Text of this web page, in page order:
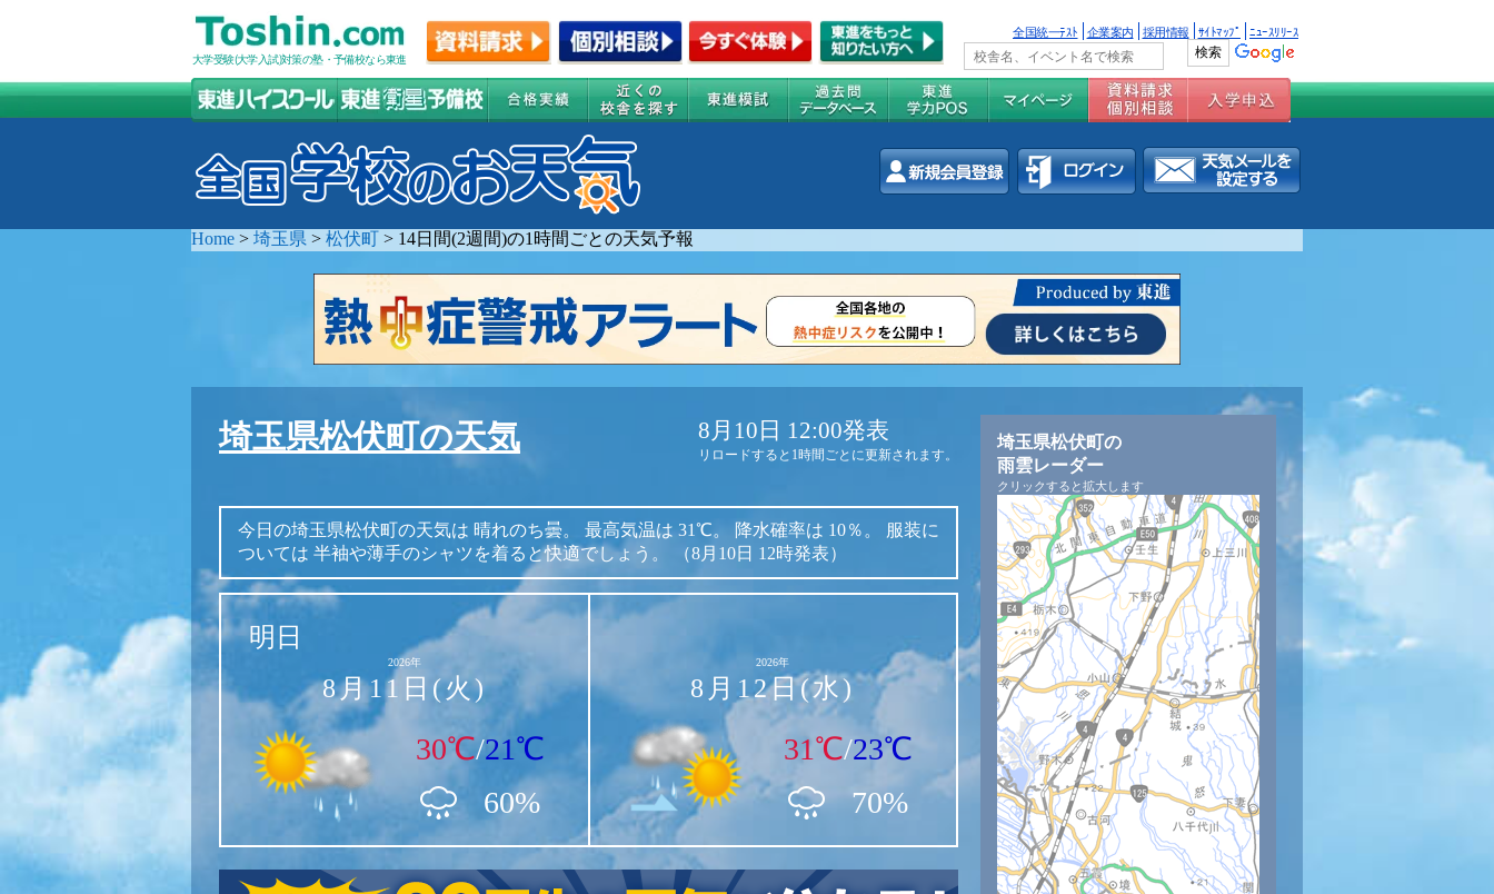
大学受験(大学入試)対策の塾・予備校なら東進
全国統一ﾃｽﾄ 企業案内 採用情報 ｻｲﾄﾏｯﾌﾟ ﾆｭｰｽﾘﾘｰｽ
Home > 埼玉県 > 松伏町 > 14日間(2週間)の1時間ごとの天気予報
埼玉県松伏町の天気 8月10日 12:00発表
リロードすると1時間ごとに更新されます。
今日の埼玉県松伏町の天気は 晴れのち曇。 最高気温は 31℃。 降水確率は 10％。
服装に
ついては 半袖や薄手のシャツを着ると快適でしょう。 （8月10日 12時発表）
明日
2026年
8月11日(火)
30℃/21℃
60%
2026年
8月12日(水)
31℃/23℃
70%
埼玉県松伏町の
雨雲レーダー
クリックすると拡大します